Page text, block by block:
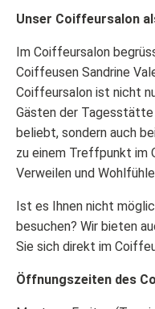
Unser Coiffeursalon
Im Coiffeursalon
Coiffeusen Sandrine
Coiffeursalon ist nicht
Gästen der
beliebt, sondern auch
zu einem Treffpunkt im
Verweilen und
Ist es Ihnen nicht
besuchen? Wir bieten
Sie sich direkt im
Öffnungszeiten des